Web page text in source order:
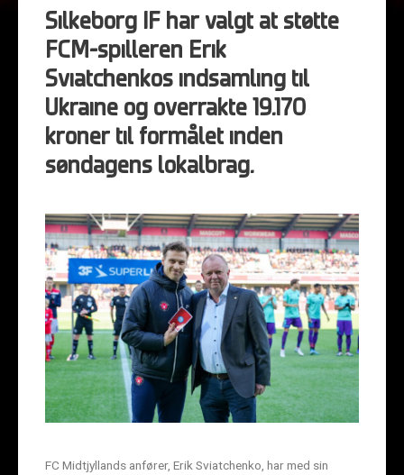
Silkeborg IF har valgt at støtte
FCM-spilleren Erik
Sviatchenkos indsamling til
Ukraine og overrakte 19.170
kroner til formålet inden
søndagens lokalbrag.
FC Midtjyllands anfører, Erik Sviatchenko, har med sin